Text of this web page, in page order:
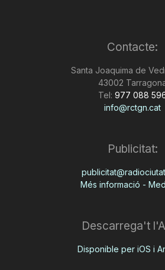
Contacte:
Santa Joaquima de
43002
Tel: 977 088
info@rctgn.cat
Publicitat:
Més informació -
Descarrega't
Disponible per iOS i